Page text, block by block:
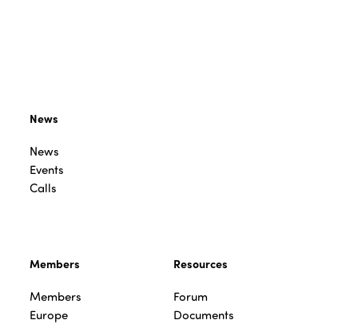
News
News
Events
Calls
Members
Members
Europe
Resources
Forum
Documents